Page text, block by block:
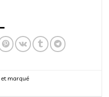
et marqué